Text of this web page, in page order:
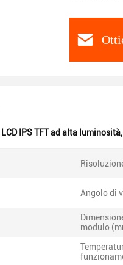
LCD IPS TFT ad alta luminosità,
Angolo di
modulo